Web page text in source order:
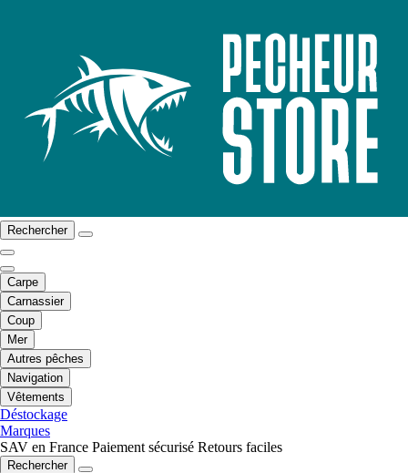
Rechercher
Carpe
Carnassier
Coup
Mer
Autres pêches
Navigation
Vêtements
Déstockage
Marques
SAV en France Paiement sécurisé Retours faciles
Rechercher